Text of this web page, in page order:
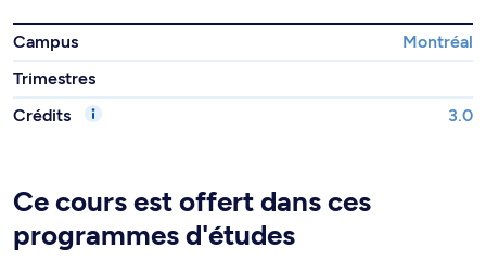
Campus
Montréal
Trimestres
Crédits
3.0
Ce cours est offert dans ces
programmes d'études